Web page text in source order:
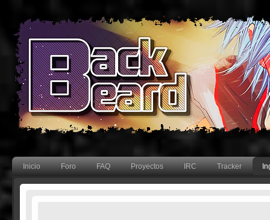
Inicio Foro FAQ Proyectos IRC Tracker